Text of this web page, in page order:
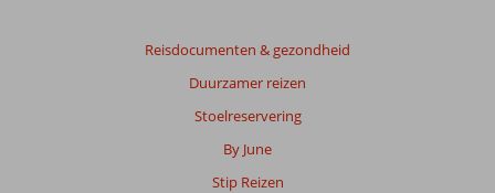
Reisdocumenten & gezondheid
Duurzamer reizen
Stoelreservering
By June
Stip Reizen